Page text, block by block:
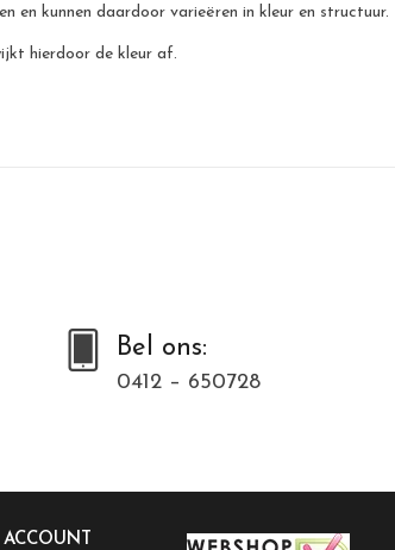
en kunnen daardoor varieëren in kleur en structuur.
hierdoor de kleur af.
Bel ons:
0412 – 650728